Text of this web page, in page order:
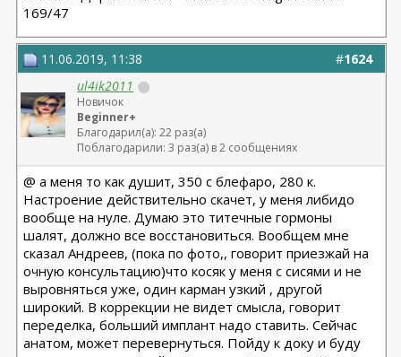
169/47
#1624
11.06.2019, 11:38
ul4ik2011
Новичок
Beginner+
Благодарил(а): 22 раз(а)
Поблагодарили: 3 раз(а) в 2 сообщениях
@ а меня то как душит, 350 с блефаро, 280 к.
Настроение действительно скачет, у меня либидо
вообще на нуле. Думаю это титечные гормоны
шалят, должно все восстановиться. Вообщем мне
сказал Андреев, (пока по фото,, говорит приезжай на
очную консультацию)что косяк у меня с сисями и не
выровняться уже, один карман узкий , другой
широкий. В коррекции не видет смысла, говорит
переделка, больший имплант надо ставить. Сейчас
анатом, может перевернуться. Пойду к доку и буду